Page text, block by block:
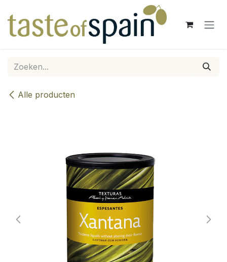
Alle producten